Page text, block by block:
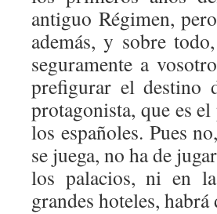
antiguo Régimen,
además, y sobre
seguramente a
prefigurar el destino
protagonista, que es
los españoles. Pues
se juega, no ha de
los palacios, ni en
grandes hoteles,